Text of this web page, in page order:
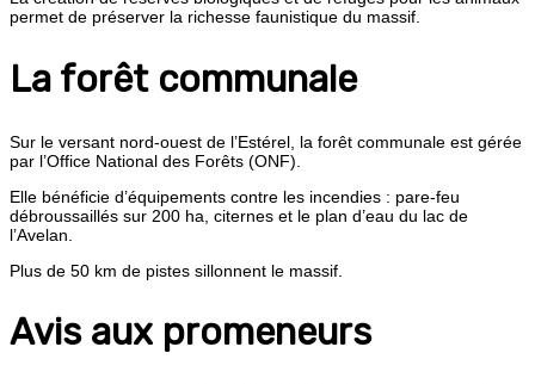
permet de préserver la richesse faunistique du massif.
La forêt communale
Sur le versant nord-ouest de l’Estérel, la forêt communale est gérée
par l’Office National des Forêts (ONF).
Elle bénéficie d’équipements contre les incendies : pare-feu
débroussaillés sur 200 ha, citernes et le plan d’eau du lac de
l’Avelan.
Plus de 50 km de pistes sillonnent le massif.
Avis aux promeneurs